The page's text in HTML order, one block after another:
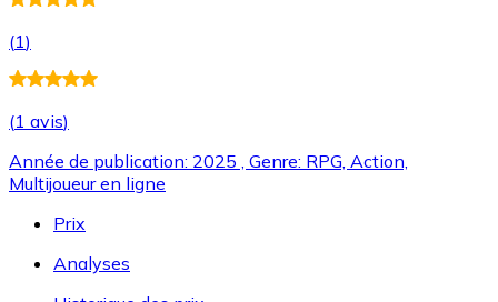
(1)
(1 avis)
Année de publication: 2025 , Genre: RPG, Action,
Multijoueur en ligne
Prix
Analyses